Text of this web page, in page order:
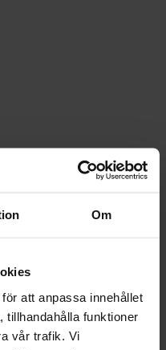
Om
att anpassa innehållet
tillhandahålla funktioner
vår trafik. Vi